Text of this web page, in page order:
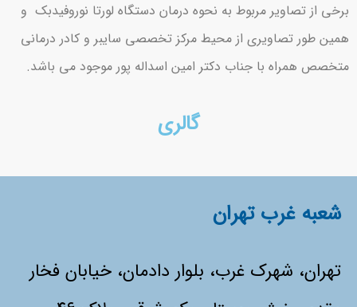
برخی از تصاویر مربوط به نحوه درمان دستگاه لورتا نوروفیدبک و
همین طور تصاویری از محیط مرکز تخصصی سایبر و کادر درمانی
متخصص همراه با جناب دکتر امین اسداله پور موجود می باشد.
گالری
شعبه غرب تهران
تهران، شهرک غرب، بلوار دادمان، خیابان فخار